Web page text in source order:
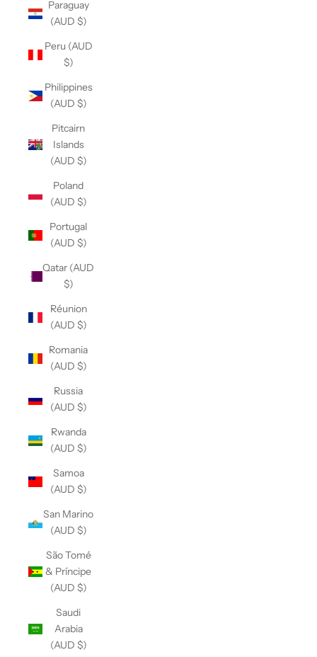
Paraguay
(AUD $)
Peru (AUD
$)
Philippines
(AUD $)
Pitcairn
Islands
(AUD $)
Poland
(AUD $)
Portugal
(AUD $)
Qatar (AUD
$)
Réunion
(AUD $)
Romania
(AUD $)
Russia
(AUD $)
Rwanda
(AUD $)
Samoa
(AUD $)
San Marino
(AUD $)
São Tomé
& Príncipe
(AUD $)
Saudi
Arabia
(AUD $)